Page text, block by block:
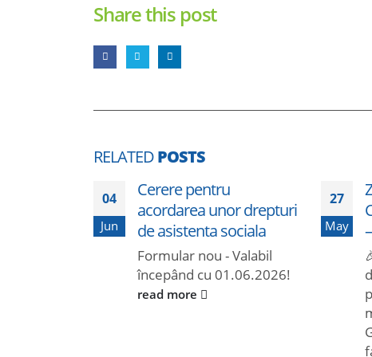
Share this post
RELATEDPOSTS
04
Jun
Cerere pentru
acordarea unor drepturi
de asistenta sociala
Formular nou - Valabil
începând cu 01.06.2026!
read more
27
May